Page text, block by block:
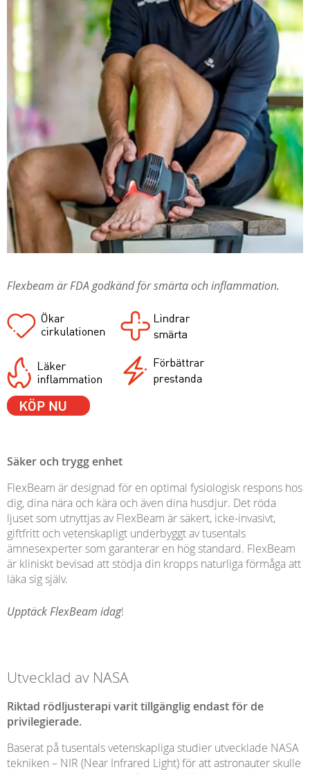
Flexbeam är FDA godkänd för smärta och inflammation.
Säker och trygg enhet
FlexBeam är designad för en optimal fysiologisk respons hos
dig, dina nära och kära och även dina husdjur. Det röda
ljuset som utnyttjas av FlexBeam är säkert, icke-invasivt,
giftfritt och vetenskapligt underbyggt av tusentals
ämnesexperter som garanterar en hög standard. FlexBeam
är kliniskt bevisad att stödja din kropps naturliga förmåga att
läka sig själv.
Upptäck FlexBeam idag!
Utvecklad av NASA
Riktad rödljusterapi varit tillgänglig endast för de
privilegierade.
Baserat på tusentals vetenskapliga studier utvecklade NASA
tekniken – NIR (Near Infrared Light) för att astronauter skulle